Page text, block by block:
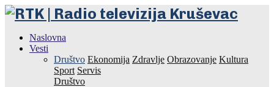
Naslovna
Vesti
Društvo Ekonomija Zdravlje Obrazovanje Kultura
Sport Servis
Društvo